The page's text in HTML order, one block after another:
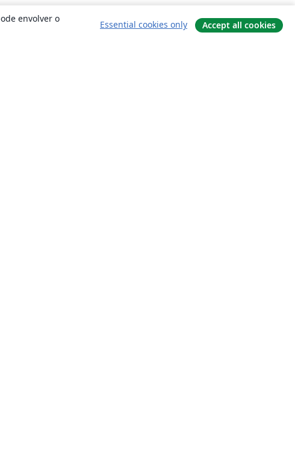
envolver o
Essential cookies only Accept all cookies